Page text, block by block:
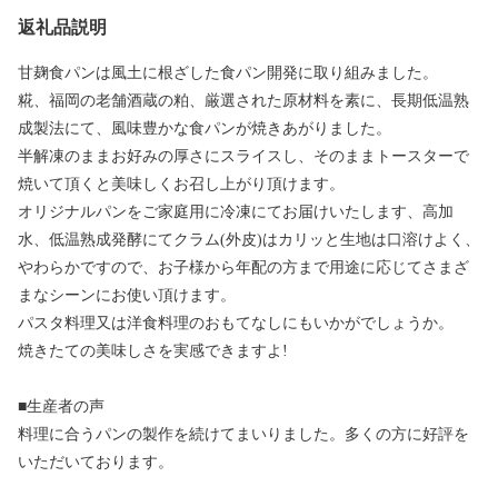
返礼品説明
甘麹食パンは風土に根ざした食パン開発に取り組みました。
糀、福岡の老舗酒蔵の粕、厳選された原材料を素に、長期低温熟
成製法にて、風味豊かな食パンが焼きあがりました。
半解凍のままお好みの厚さにスライスし、そのままトースターで
焼いて頂くと美味しくお召し上がり頂けます。
オリジナルパンをご家庭用に冷凍にてお届けいたします、高加
水、低温熟成発酵にてクラム(外皮)はカリッと生地は口溶けよく、
やわらかですので、お子様から年配の方まで用途に応じてさまざ
まなシーンにお使い頂けます。
パスタ料理又は洋食料理のおもてなしにもいかがでしょうか。
焼きたての美味しさを実感できますよ!
■生産者の声
料理に合うパンの製作を続けてまいりました。多くの方に好評を
いただいております。